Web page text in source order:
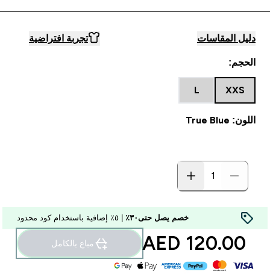
دليل المقاسات تجربة افتراضية
الحجم:
XXS
L
اللون: True Blue
خصم يصل حتى٣٠٪
120.00 AED‎ مباع بالكامل